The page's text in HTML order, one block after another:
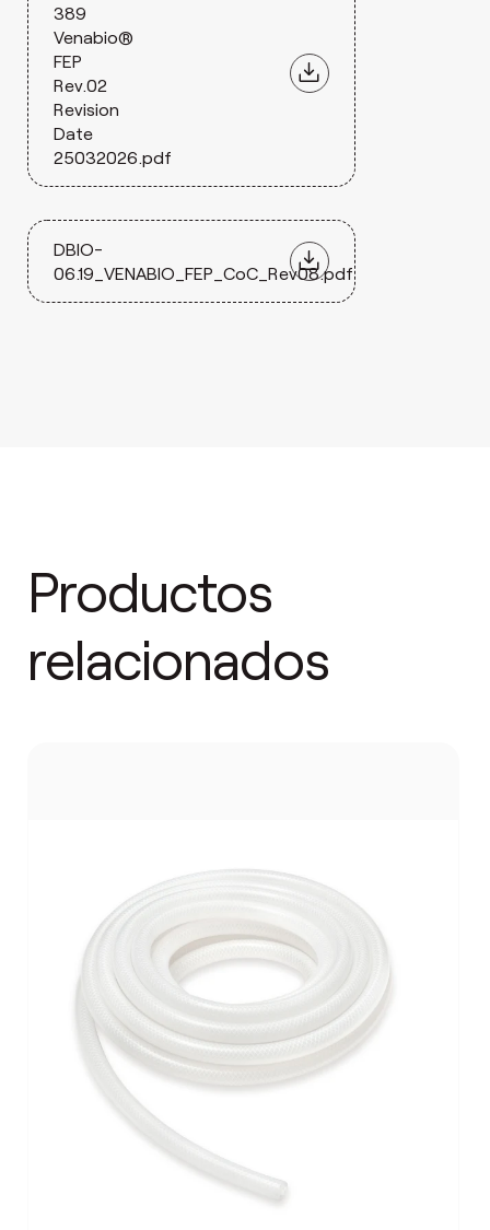
389
Venabio®
FEP
Rev.02
Revision
Date
25032026.pdf
DBIO-
06.19_VENABIO_FEP_CoC_Rev08.pdf
Productos
relacionados